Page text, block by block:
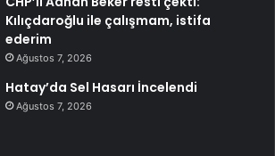
Kılıçdaroğlu ile çalışmam, istifa
ederim
Ağustos 7, 2026
Hatay’da Sel Hasarı İncelendi
Ağustos 7, 2026